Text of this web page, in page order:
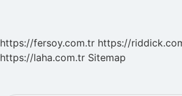
https://fersoy.com.tr https://
https://laha.com.tr Sitemap